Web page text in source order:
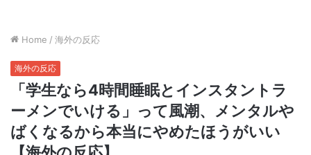
Home / 海外の反応
海外の反応
「学生なら4時間睡眠とインスタントラ
ーメンでいける」って風潮、メンタルや
ばくなるから本当にやめたほうがいい